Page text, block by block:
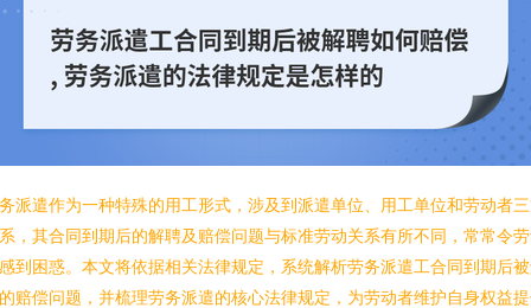
派遣作为一种特殊的用工形式，涉及到派遣单位、用工单位和劳动者
，其合同到期后的解聘及赔偿问题与标准劳动关系有所不同，常常令
到困惑。本文将依据相关法律规定，系统解析劳务派遣工合同到期后
赔偿问题，并梳理劳务派遣的核心法律规定，为劳动者维护自身权益